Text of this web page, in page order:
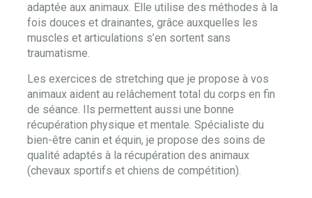
adaptée aux animaux. Elle utilise des méthodes à la
fois douces et drainantes, grâce auxquelles les
muscles et articulations s’en sortent sans
traumatisme.
Les exercices de stretching que je propose à vos
animaux aident au relâchement total du corps en fin
de séance. Ils permettent aussi une bonne
récupération physique et mentale. Spécialiste du
bien-être canin et équin, je propose des soins de
qualité adaptés à la récupération des animaux
(chevaux sportifs et chiens de compétition).